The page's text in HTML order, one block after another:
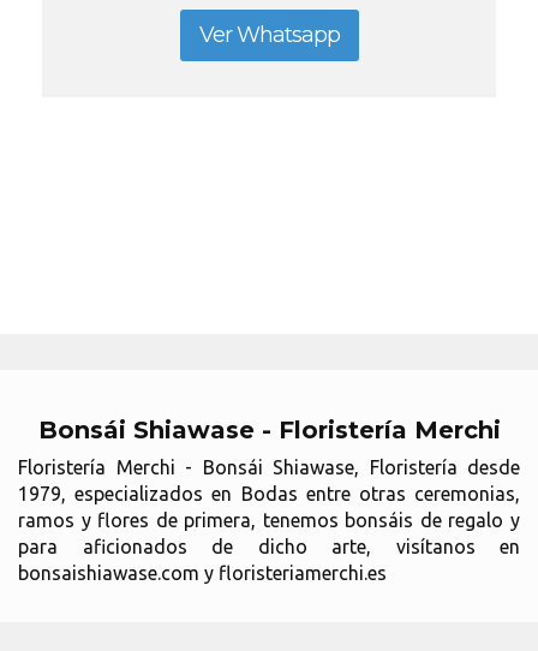
Ver Whatsapp
Bonsái Shiawase - Floristería Merchi
Floristería Merchi - Bonsái Shiawase, Floristería desde
1979, especializados en Bodas entre otras ceremonias,
ramos y flores de primera, tenemos bonsáis de regalo y
para aficionados de dicho arte, visítanos en
bonsaishiawase.com y floristeriamerchi.es